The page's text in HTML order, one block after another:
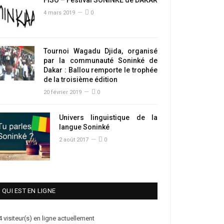
4 mars 2019 0
Tournoi Wagadu Djida, organisé
par la communauté Soninké de
Dakar : Ballou remporte le trophée
de la troisième édition
20 février 2019 0
Univers linguistique de la
langue Soninké
2 août 2017 0
QUI EST EN LIGNE
visiteur(s) en ligne actuellement